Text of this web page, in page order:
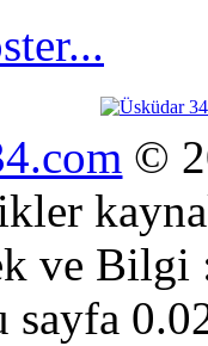
©
ve
sayfa